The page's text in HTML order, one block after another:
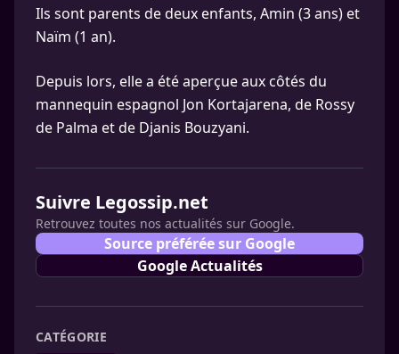
Ils sont parents de deux enfants, Amin (3 ans) et
Naïm (1 an).
Depuis lors, elle a été aperçue aux côtés du
mannequin espagnol Jon Kortajarena, de Rossy
de Palma et de Djanis Bouzyani.
Suivre Legossip.net
Retrouvez toutes nos actualités sur Google.
Source préférée sur Google
Google Actualités
CATÉGORIE